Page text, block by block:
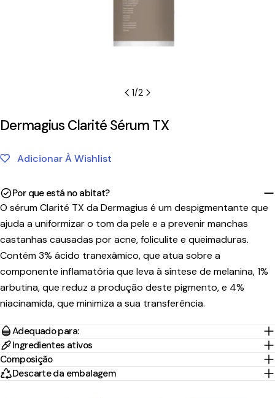
1/2
Dermagius Clarité Sérum TX
Adicionar À Wishlist
Por que está no abitat?
O sérum Clarité TX da Dermagius é um despigmentante que
ajuda a uniformizar o tom da pele e a prevenir manchas
castanhas causadas por acne, foliculite e queimaduras.
Contém 3% ácido tranexâmico, que atua sobre a
componente inflamatória que leva à síntese de melanina, 1%
arbutina, que reduz a produção deste pigmento, e 4%
niacinamida, que minimiza a sua transferência.
Adequado para:
Ingredientes ativos
Composição
Descarte da embalagem